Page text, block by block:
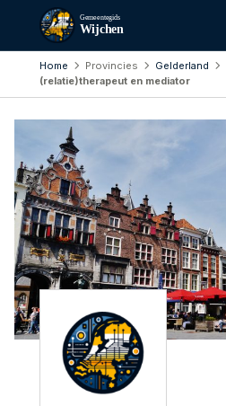
Gemeentegids
Wijchen
Home Provincies Gelderland
(relatie)therapeut en mediator